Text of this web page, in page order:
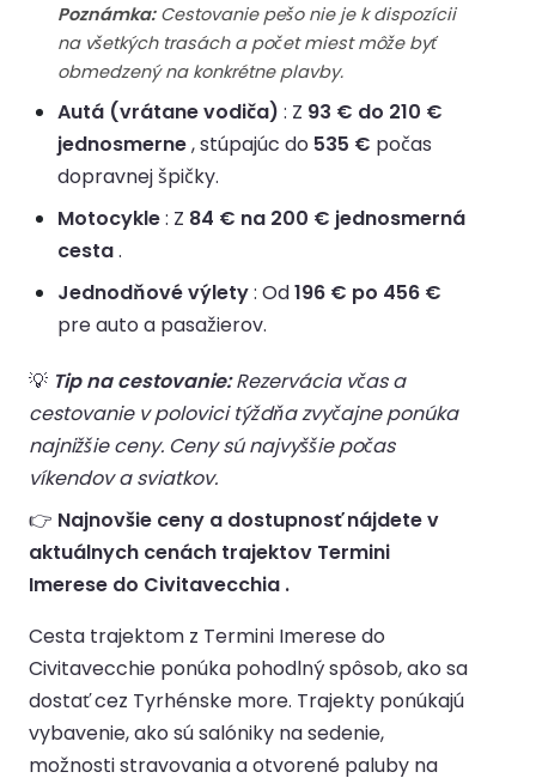
Poznámka:Cestovanie pešo nie je k dispozícii
na všetkých trasách a počet miest môže byť
obmedzený na konkrétne plavby.
Autá (vrátane vodiča) : Z 93 € do 210 €
jednosmerne, stúpajúc do 535 € počas
dopravnej špičky.
Motocykle: Z 84 € na 200 € jednosmerná
cesta.
Jednodňové výlety: Od196 € po 456 €
pre auto a pasažierov.
💡 Tip na cestovanie:Rezervácia včas a
cestovanie v polovici týždňa zvyčajne ponúka
najnižšie ceny. Ceny sú najvyššie počas
víkendov a sviatkov.
👉 Najnovšie ceny a dostupnosť nájdete v
aktuálnych cenách trajektov Termini
Imerese do Civitavecchia .
Cesta trajektom z Termini Imerese do
Civitavecchie ponúka pohodlný spôsob, ako sa
dostať cez Tyrhénske more. Trajekty ponúkajú
vybavenie, ako sú salóniky na sedenie,
možnosti stravovania a otvorené paluby na